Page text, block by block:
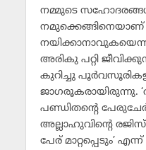
നമ്മുടെ
അരികു പറ്റി
കുറിച്ചു
ജാഗരൂകരായിരുന്നു.
പണ്ഡിതന്റെ
അല്ലാഹുവിന്റെ
പേര് മാറ്റപ്പെടും’